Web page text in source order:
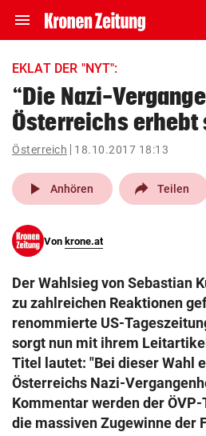
menu Navigation
ein-/ausklappen
account_circle Anmelden
pin_drop
Wien
search
eingeben
Muthgasse 2, 1190 Wien
EKLAT DER "NYT":
“Die Nazi-
Österreichs erhebt
Österreich 18.10.2017 18:13
play_arrow Anhören Teilen
Von krone.at
Der Wahlsieg von Sebastian
zu zahlreichen Reaktionen
renommierte US-
sorgt nun mit ihrem
Titel lautet: "Bei dieser Wahl
Österreichs Nazi-
Kommentar werden der
die massiven Zugewinne der